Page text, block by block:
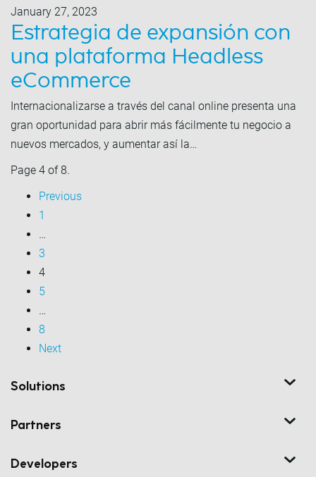
January 27, 2023
Estrategia de expansión con
una plataforma Headless
eCommerce
Internacionalizarse a través del canal online presenta una
gran oportunidad para abrir más fácilmente tu negocio a
nuevos mercados, y aumentar así la…
Page 4 of 8.
Previous
1
…
3
4
5
…
8
Next
Solutions
Partners
Developers